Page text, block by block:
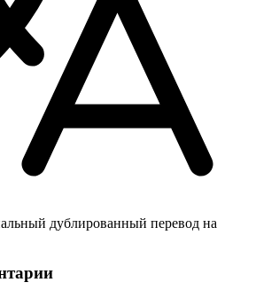
дублированный перевод на